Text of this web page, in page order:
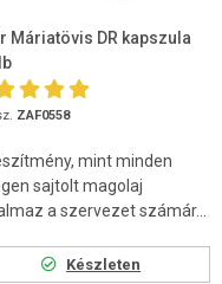
Máriatövis DR kapszula
ZAF0558
mint minden
sajtolt magolaj
a szervezet számár...
Készleten